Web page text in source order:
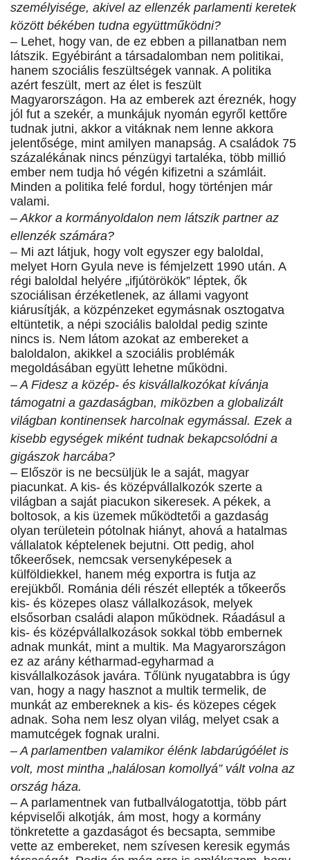
személyisége, akivel az ellenzék parlamenti keretek
között békében tudna együttműködni?
– Lehet, hogy van, de ez ebben a pillanatban nem
látszik. Egyébiránt a társadalomban nem politikai,
hanem szociális feszültségek vannak. A politika
azért feszült, mert az élet is feszült
Magyarországon. Ha az emberek azt éreznék, hogy
jól fut a szekér, a munkájuk nyomán egyről kettőre
tudnak jutni, akkor a vitáknak nem lenne akkora
jelentősége, mint amilyen manapság. A családok 75
százalékának nincs pénzügyi tartaléka, több millió
ember nem tudja hó végén kifizetni a számláit.
Minden a politika felé fordul, hogy történjen már
valami.
– Akkor a kormányoldalon nem látszik partner az
ellenzék számára?
– Mi azt látjuk, hogy volt egyszer egy baloldal,
melyet Horn Gyula neve is fémjelzett 1990 után. A
régi baloldal helyére „ifjútörökök” léptek, ők
szociálisan érzéketlenek, az állami vagyont
kiárusítják, a közpénzeket egymásnak osztogatva
eltüntetik, a népi szociális baloldal pedig szinte
nincs is. Nem látom azokat az embereket a
baloldalon, akikkel a szociális problémák
megoldásában együtt lehetne működni.
– A Fidesz a közép- és kisvállalkozókat kívánja
támogatni a gazdaságban, miközben a globalizált
világban kontinensek harcolnak egymással. Ezek a
kisebb egységek miként tudnak bekapcsolódni a
gigászok harcába?
– Először is ne becsüljük le a saját, magyar
piacunkat. A kis- és középvállalkozók szerte a
világban a saját piacukon sikeresek. A pékek, a
boltosok, a kis üzemek működtetői a gazdaság
olyan területein pótolnak hiányt, ahová a hatalmas
vállalatok képtelenek bejutni. Ott pedig, ahol
tőkeerősek, nemcsak versenyképesek a
külföldiekkel, hanem még exportra is futja az
erejükből. Románia déli részét ellepték a tőkeerős
kis- és közepes olasz vállalkozások, melyek
elsősorban családi alapon működnek. Ráadásul a
kis- és középvállalkozások sokkal több embernek
adnak munkát, mint a multik. Ma Magyarországon
ez az arány kétharmad-egyharmad a
kisvállalkozások javára. Tőlünk nyugatabbra is úgy
van, hogy a nagy hasznot a multik termelik, de
munkát az embereknek a kis- és közepes cégek
adnak. Soha nem lesz olyan világ, melyet csak a
mamutcégek fognak uralni.
– A parlamentben valamikor élénk labdarúgóélet is
volt, most mintha „halálosan komollyá” vált volna az
ország háza.
– A parlamentnek van futballválogatottja, több párt
képviselői alkotják, ám most, hogy a kormány
tönkretette a gazdaságot és becsapta, semmibe
vette az embereket, nem szívesen keresik egymás